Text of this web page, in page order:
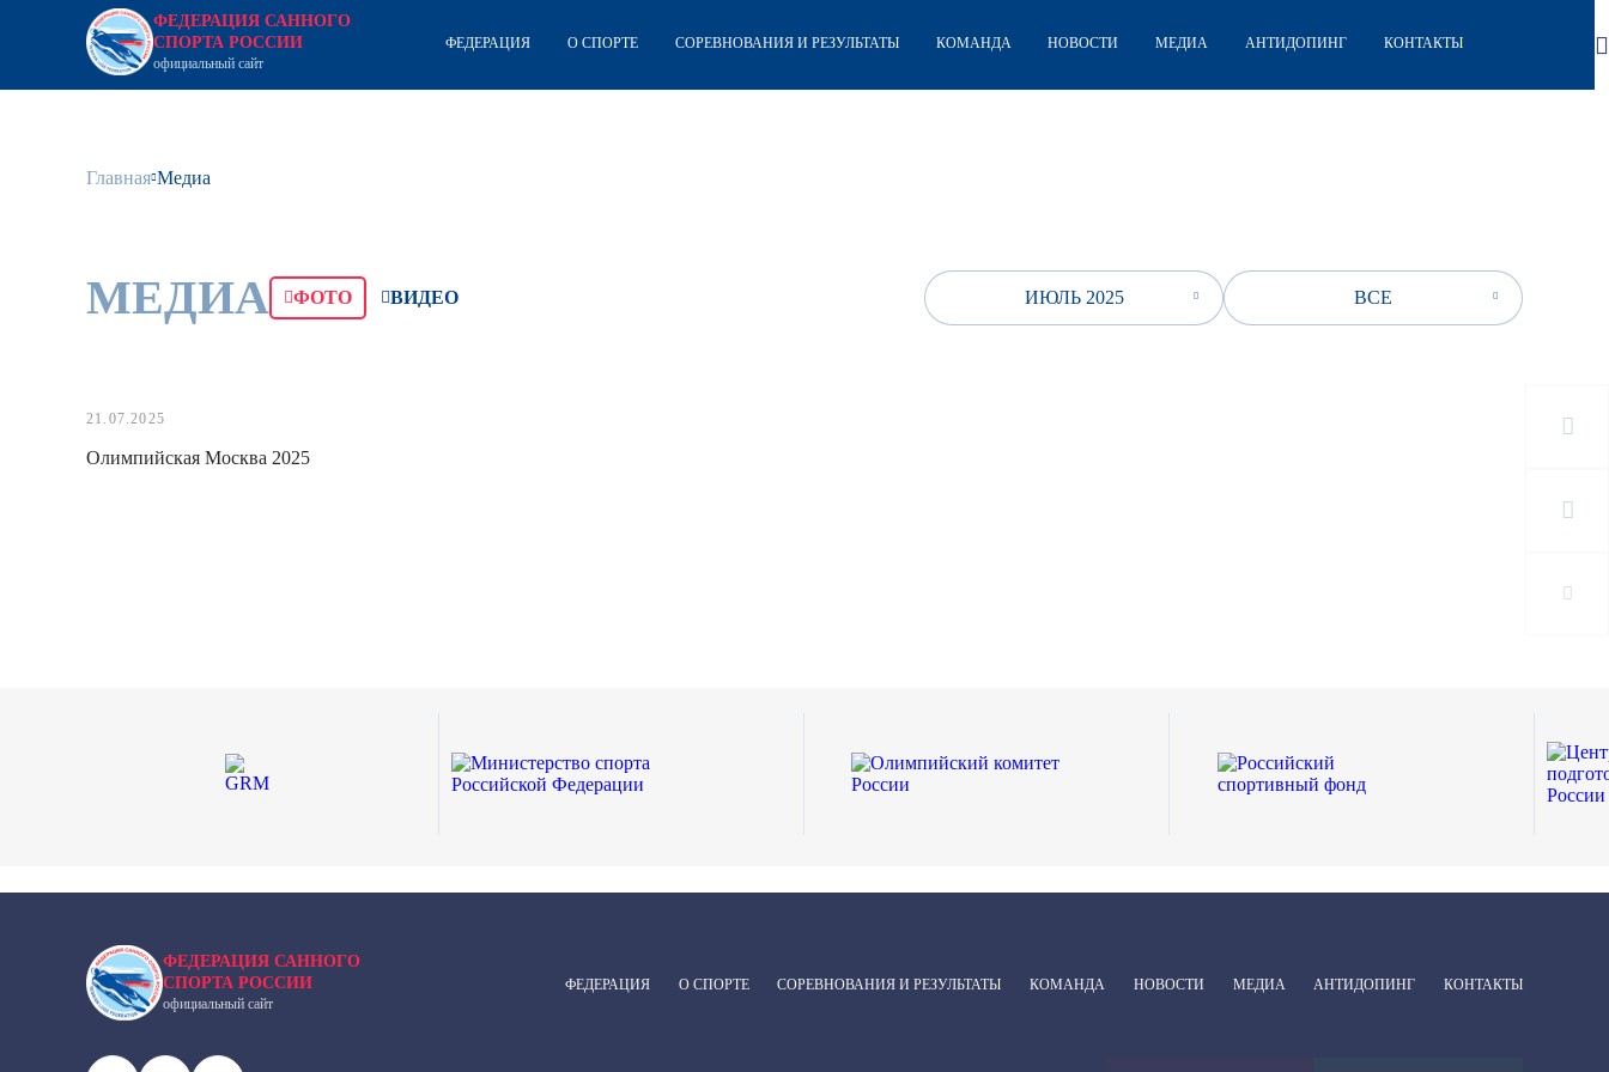
ФЕДЕРАЦИЯ САННОГО
СПОРТА РОССИИ
официальный сайт
ФЕДЕРАЦИЯ О СПОРТЕ СОРЕВНОВАНИЯ И РЕЗУЛЬТАТЫ КОМАНДА НОВОСТИ МЕДИА АНТИДОПИНГ КОНТАКТЫ
Главная Медиа
МЕДИА ФОТО ВИДЕО ИЮЛЬ 2025 ВСЕ
21.07.2025
Олимпийская Москва 2025
ФЕДЕРАЦИЯ САННОГО
СПОРТА РОССИИ
официальный сайт
ФЕДЕРАЦИЯ О СПОРТЕ СОРЕВНОВАНИЯ И РЕЗУЛЬТАТЫ КОМАНДА НОВОСТИ МЕДИА АНТИДОПИНГ КОНТАКТЫ